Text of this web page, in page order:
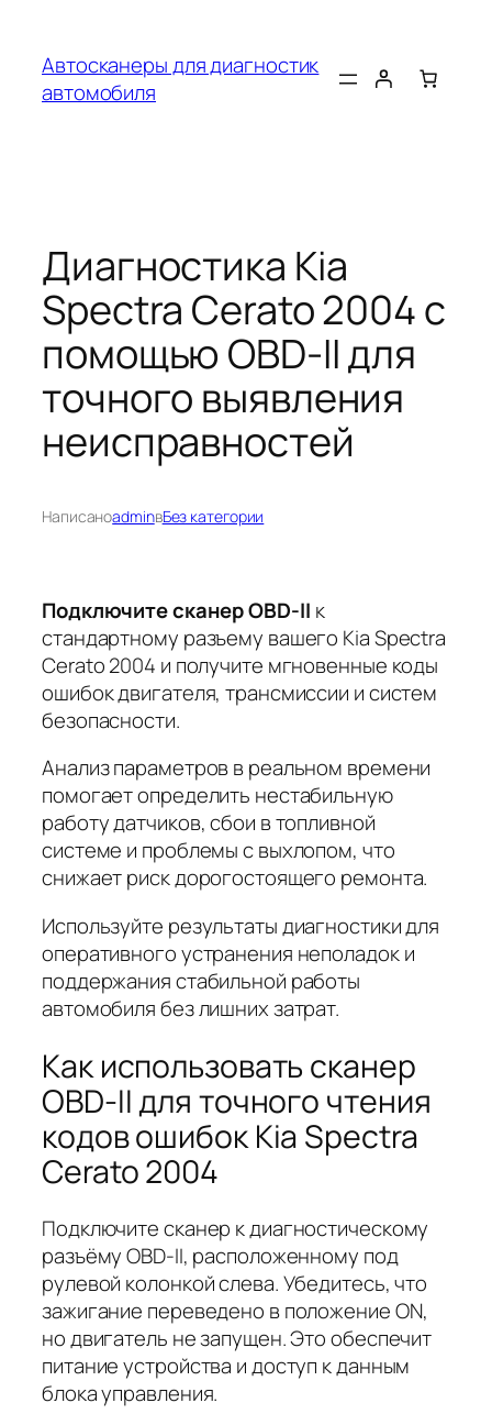
содержимому
Автосканеры для диагностик
автомобиля
Диагностика Kia
Spectra Cerato 2004 с
помощью OBD-II для
точного выявления
неисправностей
НаписаноadminвБез категории
Подключите сканер OBD-II к
стандартному разъему вашего Kia Spectra
Cerato 2004 и получите мгновенные коды
ошибок двигателя, трансмиссии и систем
безопасности.
Анализ параметров в реальном времени
помогает определить нестабильную
работу датчиков, сбои в топливной
системе и проблемы с выхлопом, что
снижает риск дорогостоящего ремонта.
Используйте результаты диагностики для
оперативного устранения неполадок и
поддержания стабильной работы
автомобиля без лишних затрат.
Как использовать сканер
OBD-II для точного чтения
кодов ошибок Kia Spectra
Cerato 2004
Подключите сканер к диагностическому
разъёму OBD-II, расположенному под
рулевой колонкой слева. Убедитесь, что
зажигание переведено в положениеON,
но двигатель не запущен. Это обеспечит
питание устройства и доступ к данным
блока управления.